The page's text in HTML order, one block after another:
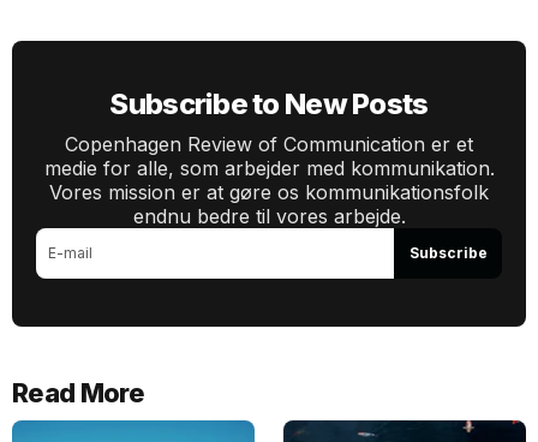
Subscribe to New Posts
Copenhagen Review of Communication er et
medie for alle, som arbejder med kommunikation.
Vores mission er at gøre os kommunikationsfolk
endnu bedre til vores arbejde.
Subscribe
Read More